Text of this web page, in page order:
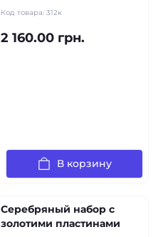
Код товара: 312к
2 160.00 грн.
В корзину
Серебряный набор с
золотими пластинами